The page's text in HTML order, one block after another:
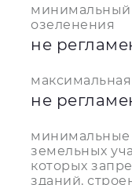
озеленения
не
не
минимальные
земельных
которых
зданий,